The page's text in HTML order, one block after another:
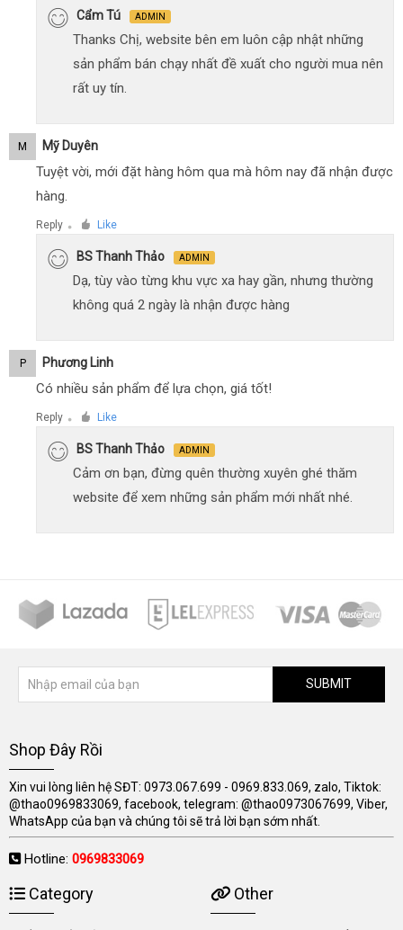
Cẩm Tú ADMIN
Thanks Chị, website bên em luôn cập nhật những
sản phẩm bán chạy nhất đề xuất cho người mua nên
rất uy tín.
M Mỹ Duyên
Tuyệt vời, mới đặt hàng hôm qua mà hôm nay đã nhận được
hàng.
Reply ● Like
BS Thanh Thảo ADMIN
Dạ, tùy vào từng khu vực xa hay gần, nhưng thường
không quá 2 ngày là nhận được hàng
P Phương Linh
Có nhiều sản phẩm để lựa chọn, giá tốt!
Reply ● Like
BS Thanh Thảo ADMIN
Cảm ơn bạn, đừng quên thường xuyên ghé thăm
website để xem những sản phẩm mới nhất nhé.
SUBMIT
Shop Đây Rồi
Xin vui lòng liên hệ SĐT: 0973.067.699 - 0969.833.069, zalo, Tiktok:
@thao0969833069, facebook, telegram: @thao0973067699, Viber,
WhatsApp của bạn và chúng tôi sẽ trả lời bạn sớm nhất.
Hotline: 0969833069
Category Other